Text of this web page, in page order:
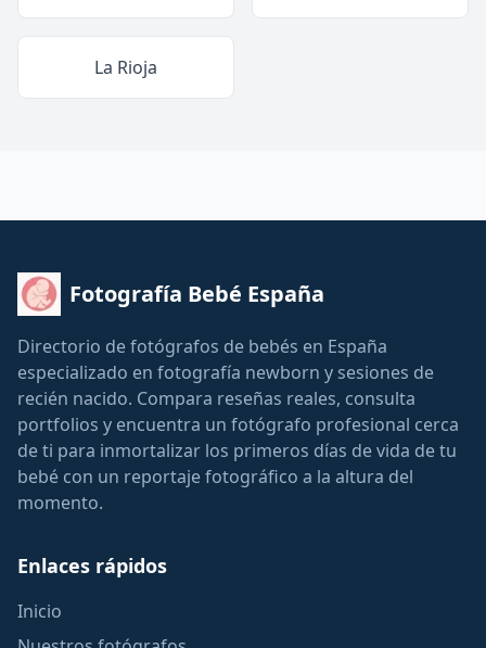
La Rioja
Fotografía Bebé España
Directorio de fotógrafos de bebés en España
especializado en fotografía newborn y sesiones de
recién nacido. Compara reseñas reales, consulta
portfolios y encuentra un fotógrafo profesional cerca
de ti para inmortalizar los primeros días de vida de tu
bebé con un reportaje fotográfico a la altura del
momento.
Enlaces rápidos
Inicio